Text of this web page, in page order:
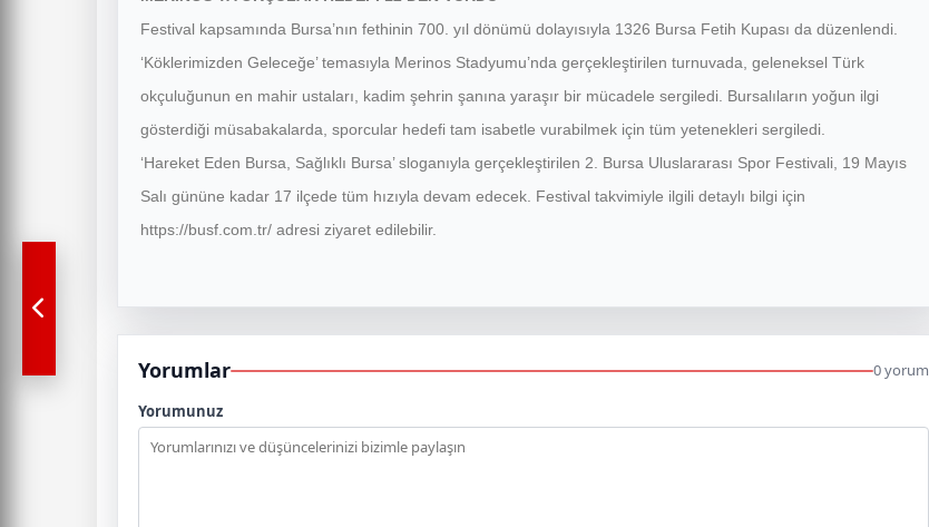
Festival kapsamında Bursa’nın fethinin 700. yıl dönümü dolayısıyla 1326 Bursa Fetih Kupası da düzenlendi.
‘Köklerimizden Geleceğe’ temasıyla Merinos Stadyumu’nda gerçekleştirilen turnuvada, geleneksel Türk
okçuluğunun en mahir ustaları, kadim şehrin şanına yaraşır bir mücadele sergiledi. Bursalıların yoğun ilgi
gösterdiği müsabakalarda, sporcular hedefi tam isabetle vurabilmek için tüm yetenekleri sergiledi.
‘Hareket Eden Bursa, Sağlıklı Bursa’ sloganıyla gerçekleştirilen 2. Bursa Uluslararası Spor Festivali, 19 Mayıs
Salı gününe kadar 17 ilçede tüm hızıyla devam edecek. Festival takvimiyle ilgili detaylı bilgi için
https://busf.com.tr/ adresi ziyaret edilebilir.
Yorumlar 0 yorum
Yorumunuz